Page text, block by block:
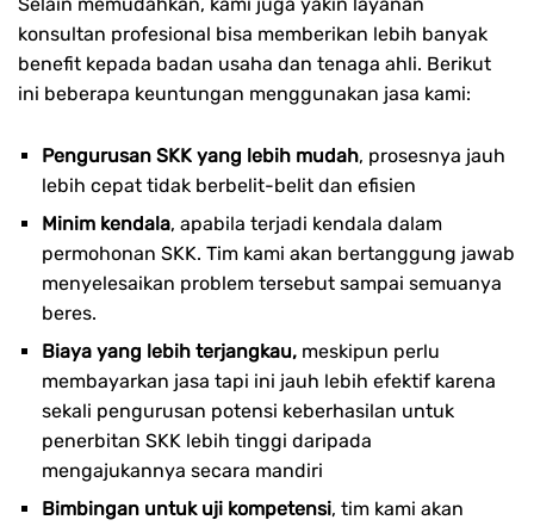
konsultan profesional bisa memberikan lebih banyak
benefit kepada badan usaha dan tenaga ahli. Berikut
ini beberapa keuntungan menggunakan jasa kami:
Pengurusan SKK yang lebih mudah, prosesnya jauh
lebih cepat tidak berbelit-belit dan efisien
Minim kendala, apabila terjadi kendala dalam
permohonan SKK. Tim kami akan bertanggung jawab
menyelesaikan problem tersebut sampai semuanya
beres.
Biaya yang lebih terjangkau, meskipun perlu
membayarkan jasa tapi ini jauh lebih efektif karena
sekali pengurusan potensi keberhasilan untuk
penerbitan SKK lebih tinggi daripada
mengajukannya secara mandiri
Bimbingan untuk uji kompetensi, tim kami akan